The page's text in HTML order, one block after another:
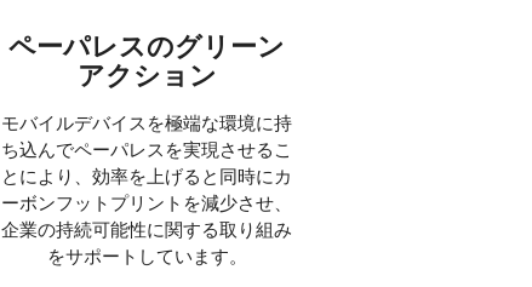
ペーパレスのグリーン
アクション
モバイルデバイスを極端な環境に持
ち込んでペーパレスを実現させるこ
とにより、効率を上げると同時にカ
ーボンフットプリントを減少させ、
企業の持続可能性に関する取り組み
をサポートしています。